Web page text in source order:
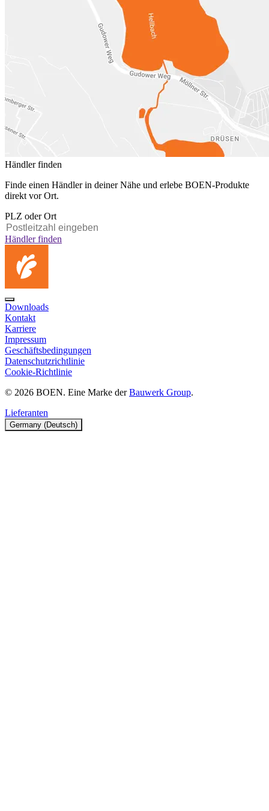
Händler finden
Finde einen Händler in deiner Nähe und erlebe BOEN-Produkte
direkt vor Ort.
PLZ oder Ort
Händler finden
Downloads
Kontakt
Karriere
Impressum
Geschäftsbedingungen
Datenschutzrichtlinie
Cookie-Richtlinie
© 2026 BOEN. Eine Marke derBauwerk Group.
Lieferanten
Germany (Deutsch)